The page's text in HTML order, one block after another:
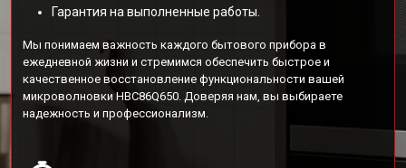
Гарантия на выполненные работы.
Мы понимаем важность каждого бытового прибора в
ежедневной жизни и стремимся обеспечить быстрое и
качественное восстановление функциональности вашей
микроволновки HBC86Q650. Доверяя нам, вы выбираете
надежность и профессионализм.